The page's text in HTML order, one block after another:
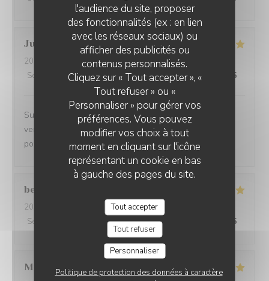
l'audience du site, proposer
des fonctionnalités (ex : en lien
avec les réseaux sociaux) ou
afficher des publicités ou
contenus personnalisés.
Cliquez sur « Tout accepter », «
Tout refuser » ou «
Personnaliser » pour gérer vos
préférences. Vous pouvez
modifier vos choix à tout
moment en cliquant sur l'icône
représentant un cookie en bas
à gauche des pages du site.
Tout accepter
Tout refuser
Personnaliser
Politique de protection des données à caractère
Julien
2026-08-07
- 12:00 - Couverts 2
Service
/5 Ambiance: 5 /5 Cuisine:5/5 Qualité / Prix /5
Superbe vue mer, superbe cuisine et super service. Ne
venez pas trop quand même, il n’y aura plus de place
pour nous!
bernadette
2026-08-05
- 12:30 - Couverts 3
Service
Ambiance:4/5 Cuisine:5 /5
Mustafa K